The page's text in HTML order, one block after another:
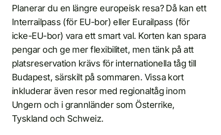
Planerar du en längre europeisk resa? Då kan ett
Interrailpass (för EU-bor) eller Eurailpass (för
icke-EU-bor) vara ett smart val. Korten kan spara
pengar och ge mer flexibilitet, men tänk på att
platsreservation krävs för internationella tåg till
Budapest, särskilt på sommaren. Vissa kort
inkluderar även resor med regionaltåg inom
Ungern och i grannländer som Österrike,
Tyskland och Schweiz.